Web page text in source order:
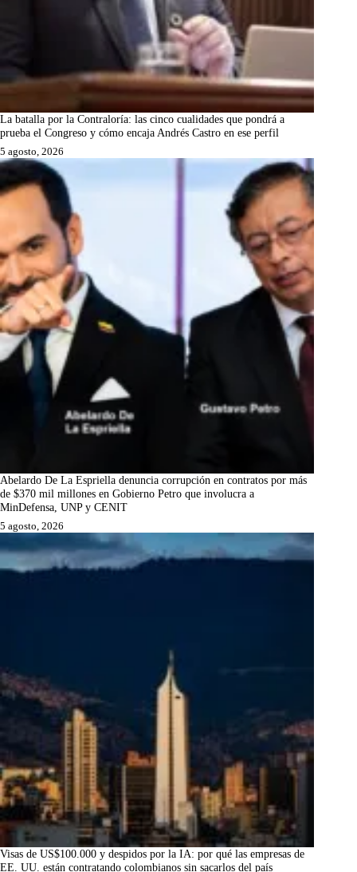
La batalla por la Contraloría: las cinco cualidades que pondrá a
prueba el Congreso y cómo encaja Andrés Castro en ese perfil
5 agosto, 2026
Abelardo De La Espriella denuncia corrupción en contratos por más
de $370 mil millones en Gobierno Petro que involucra a
MinDefensa, UNP y CENIT
5 agosto, 2026
Visas de US$100.000 y despidos por la IA: por qué las empresas de
EE. UU. están contratando colombianos sin sacarlos del país